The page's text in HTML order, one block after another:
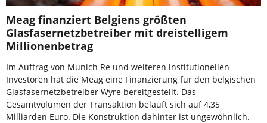
Meag finanziert Belgiens größten
Glasfasernetzbetreiber mit dreistelligem
Millionenbetrag
Im Auftrag von Munich Re und weiteren institutionellen
Investoren hat die Meag eine Finanzierung für den belgischen
Glasfasernetzbetreiber Wyre bereitgestellt. Das
Gesamtvolumen der Transaktion beläuft sich auf 4,35
Milliarden Euro. Die Konstruktion dahinter ist ungewöhnlich.